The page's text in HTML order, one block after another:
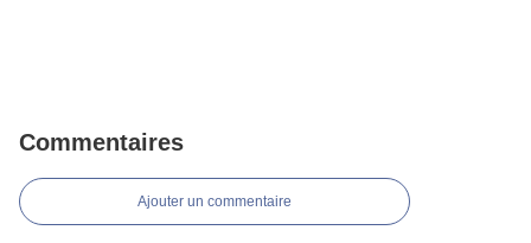
Commentaires
Ajouter un commentaire